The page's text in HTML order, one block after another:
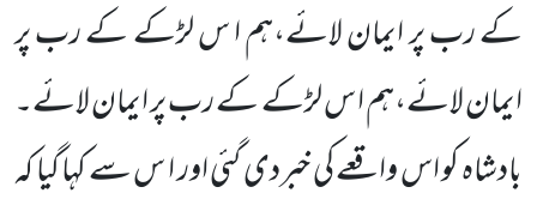
کے رب پر ایمان لائے،ہم ا س لڑکے کے رب پر
ایمان لائے،ہم ا س لڑکے کے رب پر ایمان لائے۔
بادشاہ کو اس واقعے کی خبردی گئی اور ا س سے کہا گیا کہ